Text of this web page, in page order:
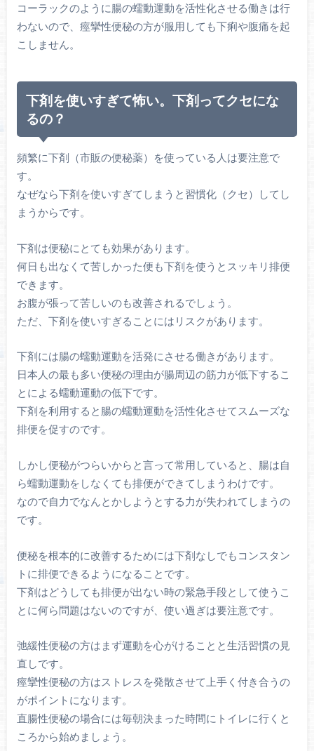
コーラックのように腸の蠕動運動を活性化させる働きは行
わないので、痙攣性便秘の方が服用しても下痢や腹痛を起
こしません。
下剤を使いすぎて怖い。下剤ってクセにな
るの？
頻繁に下剤（市販の便秘薬）を使っている人は要注意で
す。
なぜなら下剤を使いすぎてしまうと習慣化（クセ）してし
まうからです。
下剤は便秘にとても効果があります。
何日も出なくて苦しかった便も下剤を使うとスッキリ排便
できます。
お腹が張って苦しいのも改善されるでしょう。
ただ、下剤を使いすぎることにはリスクがあります。
下剤には腸の蠕動運動を活発にさせる働きがあります。
日本人の最も多い便秘の理由が腸周辺の筋力が低下するこ
とによる蠕動運動の低下です。
下剤を利用すると腸の蠕動運動を活性化させてスムーズな
排便を促すのです。
しかし便秘がつらいからと言って常用していると、腸は自
ら蠕動運動をしなくても排便ができてしまうわけです。
なので自力でなんとかしようとする力が失われてしまうの
です。
便秘を根本的に改善するためには下剤なしでもコンスタン
トに排便できるようになることです。
下剤はどうしても排便が出ない時の緊急手段として使うこ
とに何ら問題はないのですが、使い過ぎは要注意です。
弛緩性便秘の方はまず運動を心がけることと生活習慣の見
直しです。
痙攣性便秘の方はストレスを発散させて上手く付き合うの
がポイントになります。
直腸性便秘の場合には毎朝決まった時間にトイレに行くと
ころから始めましょう。